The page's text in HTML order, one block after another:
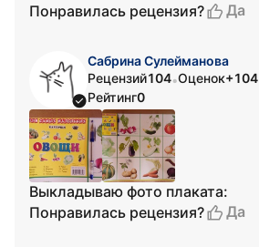
Понравилась рецензия?
Да
Сабрина Сулейманова
Рецензий104•Оценок+104
Рейтинг0
Выкладываю фото плаката:
Понравилась рецензия?
Да